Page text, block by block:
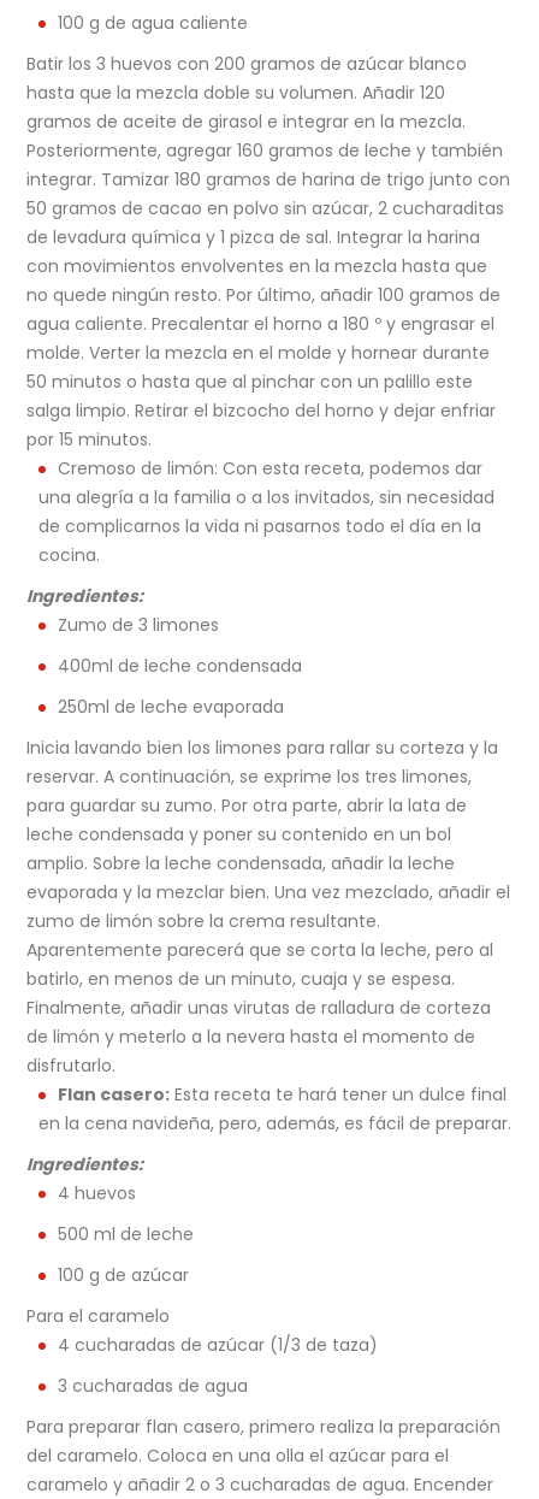
100 g de agua caliente
Batir los 3 huevos con 200 gramos de azúcar blanco
hasta que la mezcla doble su volumen. Añadir 120
gramos de aceite de girasol e integrar en la mezcla.
Posteriormente, agregar 160 gramos de leche y también
integrar. Tamizar 180 gramos de harina de trigo junto con
50 gramos de cacao en polvo sin azúcar, 2 cucharaditas
de levadura química y 1 pizca de sal. Integrar la harina
con movimientos envolventes en la mezcla hasta que
no quede ningún resto. Por último, añadir 100 gramos de
agua caliente. Precalentar el horno a 180 º y engrasar el
molde. Verter la mezcla en el molde y hornear durante
50 minutos o hasta que al pinchar con un palillo este
salga limpio. Retirar el bizcocho del horno y dejar enfriar
por 15 minutos.
Cremoso de limón: Con esta receta, podemos dar
una alegría a la familia o a los invitados, sin necesidad
de complicarnos la vida ni pasarnos todo el día en la
cocina.
Ingredientes:
Zumo de 3 limones
400ml de leche condensada
250ml de leche evaporada
Inicia lavando bien los limones para rallar su corteza y la
reservar. A continuación, se exprime los tres limones,
para guardar su zumo. Por otra parte, abrir la lata de
leche condensada y poner su contenido en un bol
amplio. Sobre la leche condensada, añadir la leche
evaporada y la mezclar bien. Una vez mezclado, añadir el
zumo de limón sobre la crema resultante.
Aparentemente parecerá que se corta la leche, pero al
batirlo, en menos de un minuto, cuaja y se espesa.
Finalmente, añadir unas virutas de ralladura de corteza
de limón y meterlo a la nevera hasta el momento de
disfrutarlo.
Flan casero: Esta receta te hará tener un dulce final
en la cena navideña, pero, además, es fácil de preparar.
Ingredientes:
4 huevos
500 ml de leche
100 g de azúcar
Para el caramelo
4 cucharadas de azúcar (1/3 de taza)
3 cucharadas de agua
Para preparar flan casero, primero realiza la preparación
del caramelo. Coloca en una olla el azúcar para el
caramelo y añadir 2 o 3 cucharadas de agua. Encender